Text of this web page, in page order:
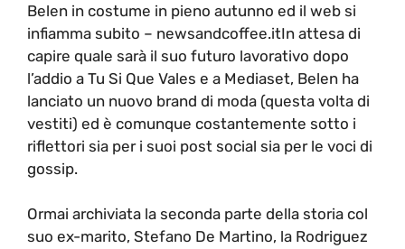
Belen in costume in pieno autunno ed il web si
infiamma subito – newsandcoffee.itIn attesa di
capire quale sarà il suo futuro lavorativo dopo
l’addio a Tu Si Que Vales e a Mediaset, Belen ha
lanciato un nuovo brand di moda (questa volta di
vestiti) ed è comunque costantemente sotto i
riflettori sia per i suoi post social sia per le voci di
gossip.
Ormai archiviata la seconda parte della storia col
suo ex-marito, Stefano De Martino, la Rodriguez